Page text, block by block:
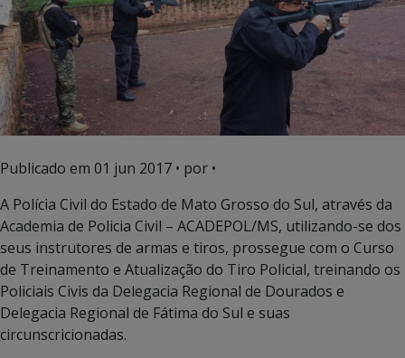
Publicado em 01 jun 2017 • por •
A Polícia Civil do Estado de Mato Grosso do Sul, através da
Academia de Policia Civil – ACADEPOL/MS, utilizando-se dos
seus instrutores de armas e tiros, prossegue com o Curso
de Treinamento e Atualização do Tiro Policial, treinando os
Policiais Civis da Delegacia Regional de Dourados e
Delegacia Regional de Fátima do Sul e suas
circunscricionadas.